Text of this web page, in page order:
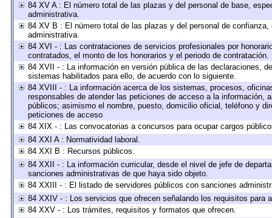
84 XV A : El número total de las plazas y del personal de base,
administrativa.
84 XV B : El número total de las plazas y del personal de
administrativa.
84 XVI - : Las contrataciones de servicios profesionales por
contratados, el monto de los honorarios y el periodo de contratación.
84 XVII - : La información en versión pública de las declaraciones,
sistemas habilitados para ello, de acuerdo con lo siguiente.
84 XVIII - : La información acerca de los sistemas, procesos,
responsables de atender las peticiones de acceso a la
públicos; asimismo el nombre, puesto, domicilio oficial, teléfono y
peticiones de acceso
84 XIX - : Las convocatorias a concursos para ocupar cargos
84 XXI A : Normatividad laboral.
84 XXI B : Recursos públicos.
84 XXII - : La información curricular, desde el nivel de jefe de
sanciones administrativas de que haya sido objeto.
84 XXIII - : El listado de servidores públicos con sanciones
84 XXIV - : Los servicios que ofrecen señalando los requisitos para
84 XXV - : Los trámites, requisitos y formatos que ofrecen.